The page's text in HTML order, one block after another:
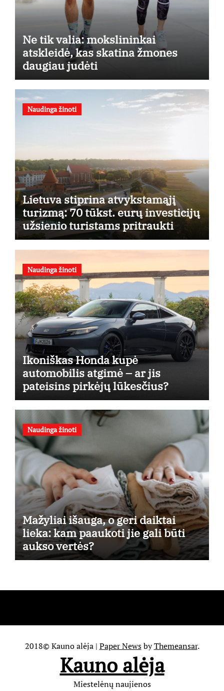
Ne tik valia: mokslininkai
atskleidė, kas skatina žmones
daugiau judėti
Naudinga žinoti
Lietuva stiprina atvykstamąjį
turizmą: 70 tūkst. eurų investicijų
užsienio turistams pritraukti
Naudinga žinoti
Ikoniškas Honda kupė
automobilis atgimė – ar jis
pateisins pirkėjų lūkesčius?
Naudinga žinoti
Mažyliai išauga, o geri daiktai
lieka: kam paaukoti jie gali būti
aukso vertės?
2018© Kauno alėja | Paper NewsbyThemeansar.
Kauno alėja
Miestelėnų naujienos